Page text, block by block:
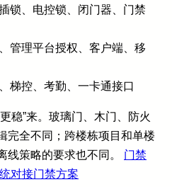
锁、电控锁、闭门器、门禁
管理平台授权、客户端、移
梯控、考勤、一卡通接口
稳”来。玻璃门、木门、防火
完全不同；跨楼栋项目和单楼
线策略的要求也不同。 门禁
对接门禁方案